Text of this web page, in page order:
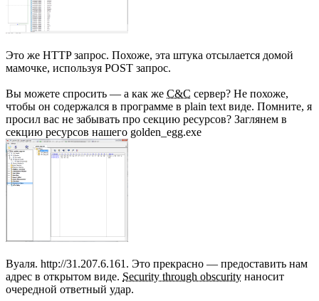
Это же HTTP запрос. Похоже, эта штука отсылается домой
мамочке, используя POST запрос.
Вы можете спросить — а как же C&C сервер? Не похоже,
чтобы он содержался в программе в plain text виде. Помните, я
просил вас не забывать про секцию ресурсов? Заглянем в
секцию ресурсов нашего golden_egg.exe
Вуаля. http://31.207.6.161. Это прекрасно — предоставить нам
адрес в открытом виде. Security through obscurity наносит
очередной ответный удар.